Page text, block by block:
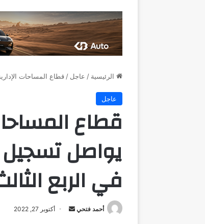
الرئيسية / عاجل / قطاع المساحات
عاجل
قطاع
يواصل
في الربع
أحمد فتحي
أرسل أكتوبر 27, 2022